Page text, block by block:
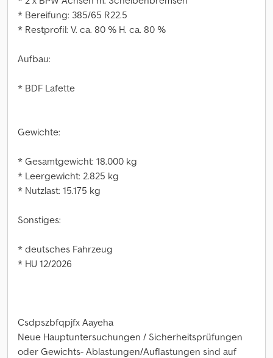
* Bereifung: 385/65 R22.5
* Restprofil: V. ca. 80 % H. ca. 80 %
Aufbau:
* BDF Lafette
Gewichte:
* Gesamtgewicht: 18.000 kg
* Leergewicht: 2.825 kg
* Nutzlast: 15.175 kg
Sonstiges:
* deutsches Fahrzeug
* HU 12/2026
Csdpszbfqpjfx Aayeha
Neue Hauptuntersuchungen / Sicherheitsprüfungen
oder Gewichts- Ablastungen/Auflastungen sind auf